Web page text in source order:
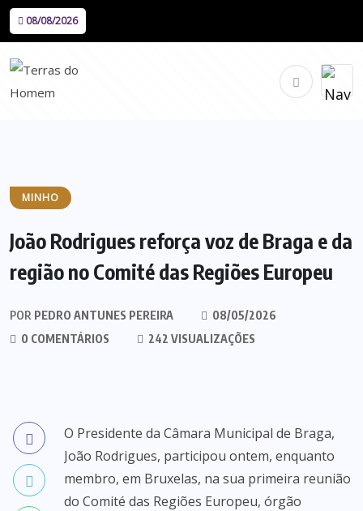
08/08/2026
MINHO
João Rodrigues reforça voz de Braga e da
região no Comité das Regiões Europeu
POR PEDRO ANTUNES PEREIRA
08/05/2026
0 COMENTÁRIOS
242 VISUALIZAÇÕES
O Presidente da Câmara Municipal de Braga,
João Rodrigues, participou ontem, enquanto
membro, em Bruxelas, na sua primeira reunião
do Comité das Regiões Europeu, órgão